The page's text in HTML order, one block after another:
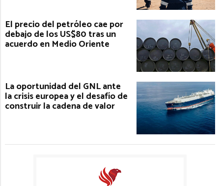
El precio del petróleo cae por
debajo de los US$80 tras un
acuerdo en Medio Oriente
La oportunidad del GNL ante
la crisis europea y el desafío de
construir la cadena de valor